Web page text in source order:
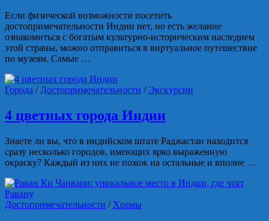
Если физической возможности посетить
достопримечательности Индии нет, но есть желание
ознакомиться с богатым культурно-историческим наследием
этой страны, можно отправиться в виртуальное путешествие
по музеям. Самые …
Города / Достопримечательности / Экскурсии
4 цветных города Индии
Знаете ли вы, что в индийском штате Раджастан находится
сразу несколько городов, имеющих ярко выраженную
окраску? Каждый из них не похож на остальные и вполне …
Достопримечательности / Храмы